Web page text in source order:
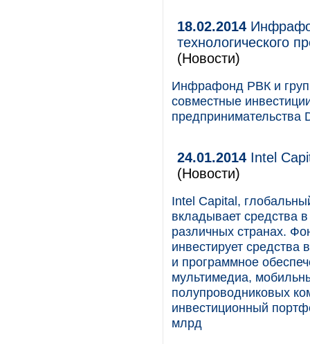
18.02.2014
технологического
(Новости)
Инфрафонд РВК и
совместные
предпринимательства
24.01.2014 Intel
(Новости)
Intel Capital,
вкладывает средства
различных странах.
инвестирует средства
и программное
мультимедиа,
полупроводниковых
инвестиционный
млрд